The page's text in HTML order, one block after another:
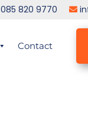
085 820 9770
Contact